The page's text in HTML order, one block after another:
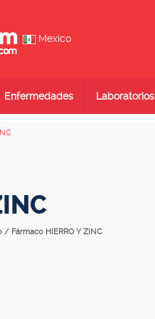
Mexico
Enfermedades Laboratorios
/ Fármaco HIERRO Y ZINC